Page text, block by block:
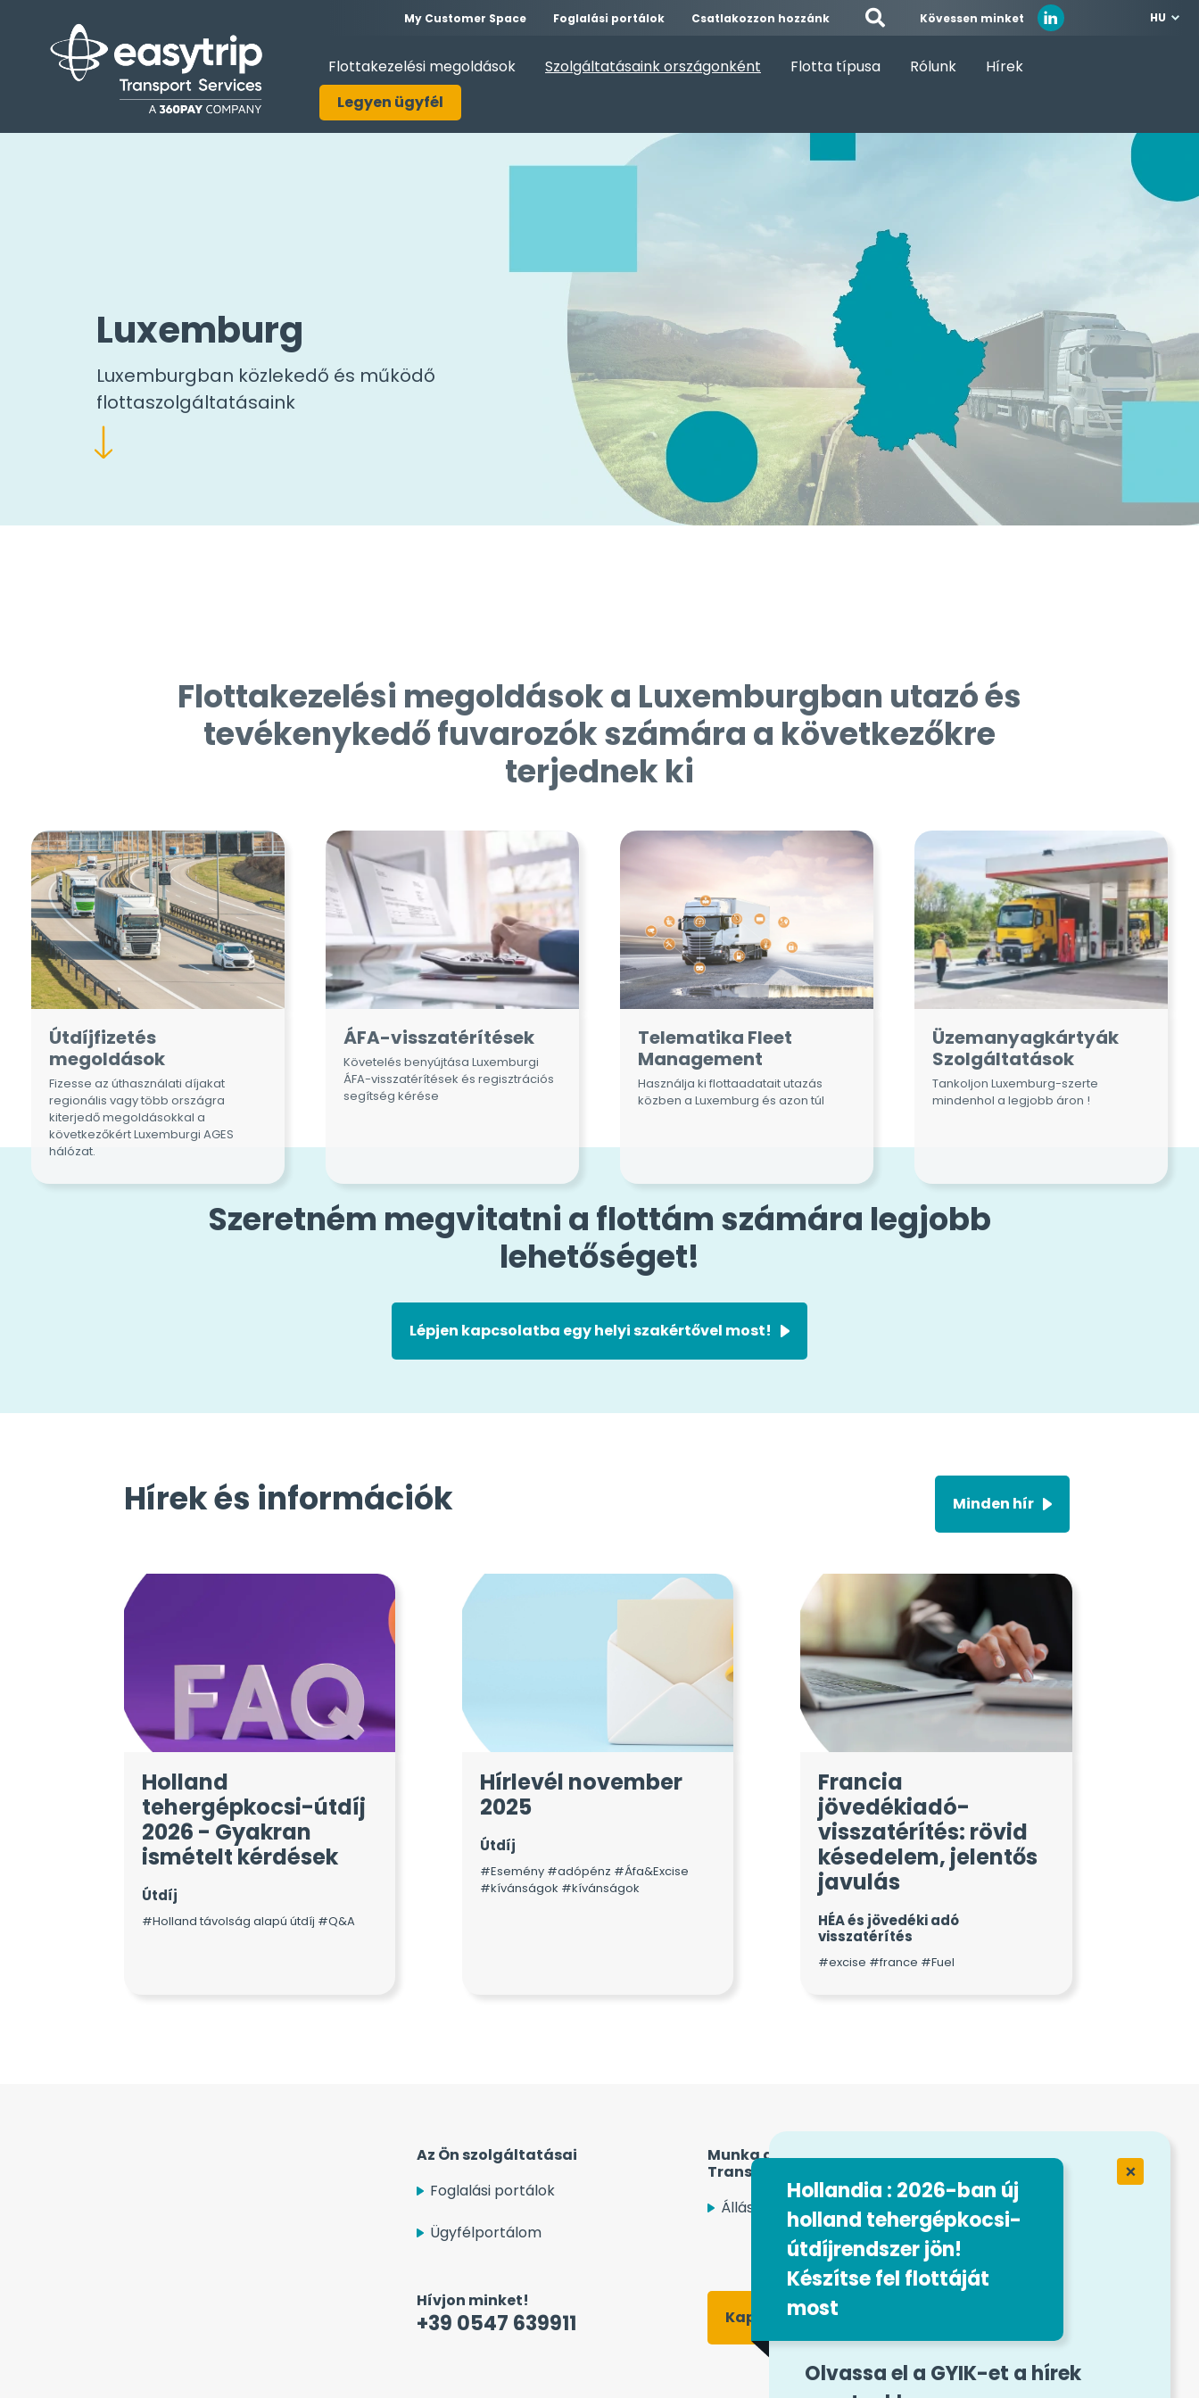
Hollandia : 2026-ban új
holland tehergépkocsi-
útdíjrendszer jön!
Készítse fel flottáját
most
Olvassa el a GYIK-et a hírek
My Customer Space Foglalási portálok Csatlakozzon hozzánk Kövessen minket HU
Flottakezelési megoldások Szolgáltatásaink országonként Flotta típusa Rólunk
Hírek
Legyen ügyfél
Luxemburg
Luxemburgban közlekedő és működő
flottaszolgáltatásaink
terjednek ki
Útdíjfizetés
megoldások
Fizesse az úthasználati díjakat
regionális vagy több országra
kiterjedő megoldásokkal a
következőkértLuxemburgi
hálózat.
ÁFA-visszatérítések
Követelés benyújtásaLuxemburgi
ÁFA-visszatérítések és regisztrációs
segítség kérése
Telematika Fleet
Management
Használja ki flottaadatait utazás
közben aLuxemburgés azon túl
Üzemanyagkártyák
Szolgáltatások
Tankoljon Luxemburg-szerte
mindenhol a legjobb áron !
Szeretném megvitatni a flottám számára legjobb
lehetőséget!
Lépjen kapcsolatba egy helyi szakértővel most!
Hírek és információk Minden hír
Holland
tehergépkocsi-útdíj
2026 - Gyakran
ismételt kérdések
Útdíj
#Holland távolság alapú útdíj #Q&A
Hírlevél november
2025
Útdíj
#Esemény #adópénz #Áfa&Excise
#kívánságok #kívánságok
Francia
jövedékiadó-
visszatérítés: rövid
késedelem, jelentős
javulás
HÉA és jövedéki adó
visszatérítés
#excise #france #Fuel
Az Ön szolgáltatásai
Foglalási portálok
Ügyfélportálom
Munka az Easytrip
Transport Services
Állásajánlataink
Hívjon minket!
+39 0547 639911 Kapcsolatfelvételi űrlap